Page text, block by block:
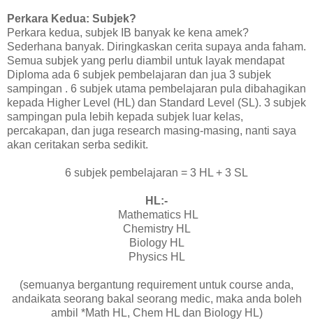
Perkara Kedua: Subjek?
Perkara kedua, subjek IB banyak ke kena amek?
Sederhana banyak. Diringkaskan cerita supaya anda faham.
Semua subjek yang perlu diambil untuk layak mendapat
Diploma ada 6 subjek pembelajaran dan jua 3 subjek
sampingan . 6 subjek utama pembelajaran pula dibahagikan
kepada Higher Level (HL) dan Standard Level (SL). 3 subjek
sampingan pula lebih kepada subjek luar kelas,
percakapan, dan juga research masing-masing, nanti saya
akan ceritakan serba sedikit.
6 subjek pembelajaran = 3 HL + 3 SL
HL:-
Mathematics HL
Chemistry HL
Biology HL
Physics HL
(semuanya bergantung requirement untuk course anda,
andaikata seorang bakal seorang medic, maka anda boleh
ambil *Math HL, Chem HL dan Biology HL)